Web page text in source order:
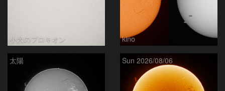
小犬のプロキオン kino
太陽 Sun 2026/08/06